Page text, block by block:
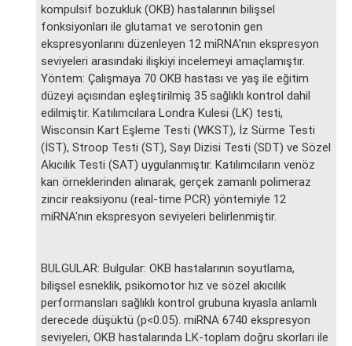
kompulsif bozukluk (OKB) hastalarının bilişsel
fonksiyonları ile glutamat ve serotonin gen
ekspresyonlarını düzenleyen 12 miRNA'nın ekspresyon
seviyeleri arasındaki ilişkiyi incelemeyi amaçlamıştır.
Yöntem: Çalışmaya 70 OKB hastası ve yaş ile eğitim
düzeyi açısından eşleştirilmiş 35 sağlıklı kontrol dahil
edilmiştir. Katılımcılara Londra Kulesi (LK) testi,
Wisconsin Kart Eşleme Testi (WKST), İz Sürme Testi
(İST), Stroop Testi (ST), Sayı Dizisi Testi (SDT) ve Sözel
Akıcılık Testi (SAT) uygulanmıştır. Katılımcıların venöz
kan örneklerinden alınarak, gerçek zamanlı polimeraz
zincir reaksiyonu (real-time PCR) yöntemiyle 12
miRNA'nın ekspresyon seviyeleri belirlenmiştir.
BULGULAR: Bulgular: OKB hastalarının soyutlama,
bilişsel esneklik, psikomotor hız ve sözel akıcılık
performansları sağlıklı kontrol grubuna kıyasla anlamlı
derecede düşüktü (p<0.05). miRNA 6740 ekspresyon
seviyeleri, OKB hastalarında LK-toplam doğru skorları ile